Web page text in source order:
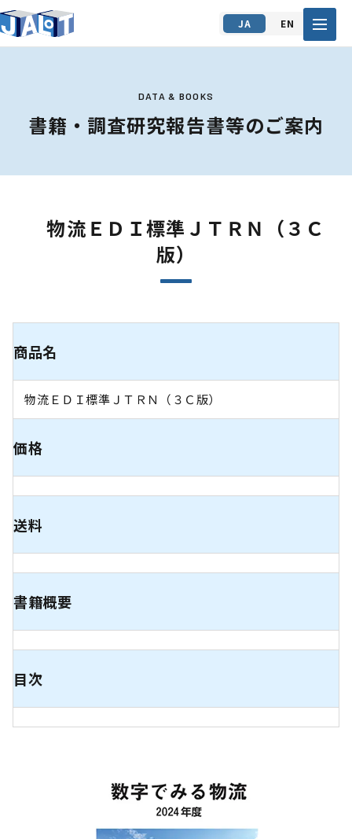
JA EN
DATA & BOOKS
書籍・調査研究報告書等のご案内
物流ＥＤＩ標準ＪＴＲＮ（３Ｃ
版）
商品名
物流ＥＤＩ標準ＪＴＲＮ（３Ｃ版）
価格
送料
書籍概要
目次